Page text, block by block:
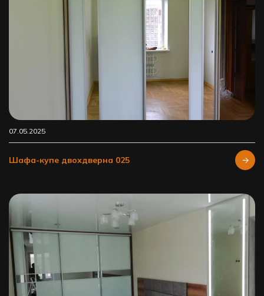
07.05.2025
Шафа-купе двохдверна 025